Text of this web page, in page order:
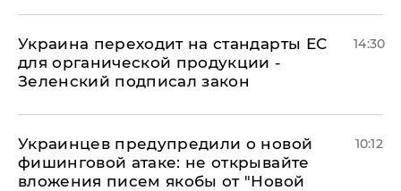
Украина переходит на стандарты ЕС
для органической продукции -
Зеленский подписал закон
14:30
Украинцев предупредили о новой
фишинговой атаке: не открывайте
вложения писем якобы от "Новой
10:12